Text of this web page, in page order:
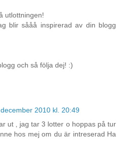
utlottningen!
blir sååå inspirerad av din blogg
och så följa dej! :)
2010 kl. 20:49
ut , jag tar 3 lotter o hoppas på tur
hos mej om du är intreserad Ha